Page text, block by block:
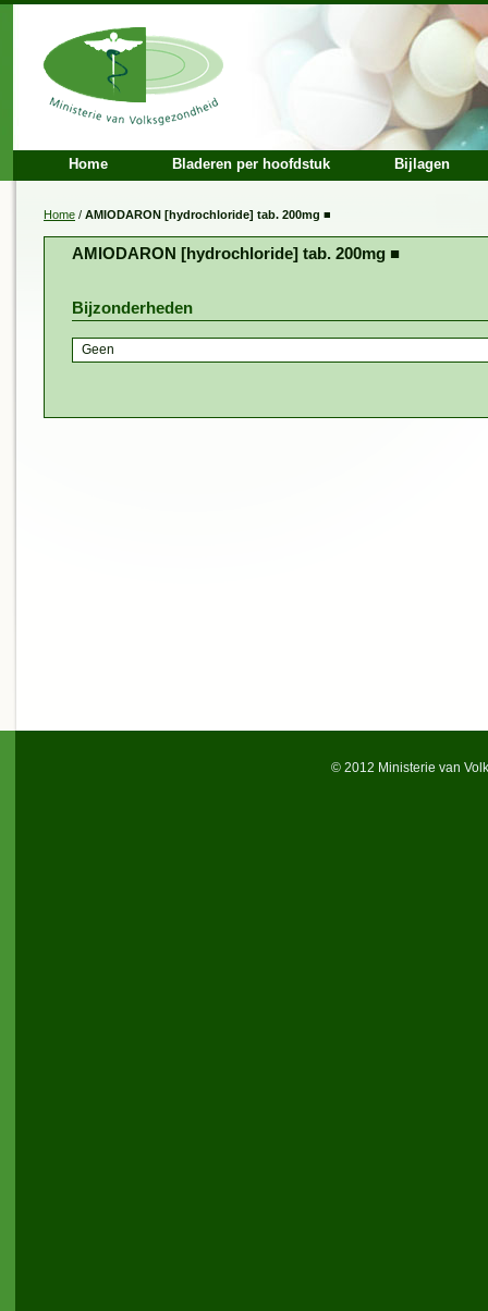
Home Bladeren per hoofdstuk Bijlagen
Home / AMIODARON [hydrochloride] tab. 200mg ■
AMIODARON [hydrochloride] tab. 200mg ■
Bijzonderheden
Geen
© 2012 Ministerie van